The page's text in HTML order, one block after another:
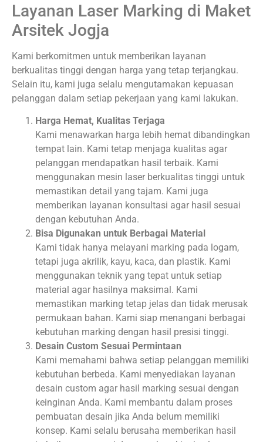
Layanan Laser Marking di Maket
Arsitek Jogja
Kami berkomitmen untuk memberikan layanan
berkualitas tinggi dengan harga yang tetap terjangkau.
Selain itu, kami juga selalu mengutamakan kepuasan
pelanggan dalam setiap pekerjaan yang kami lakukan.
Harga Hemat, Kualitas Terjaga
Kami menawarkan harga lebih hemat dibandingkan
tempat lain. Kami tetap menjaga kualitas agar
pelanggan mendapatkan hasil terbaik. Kami
menggunakan mesin laser berkualitas tinggi untuk
memastikan detail yang tajam. Kami juga
memberikan layanan konsultasi agar hasil sesuai
dengan kebutuhan Anda.
Bisa Digunakan untuk Berbagai Material
Kami tidak hanya melayani marking pada logam,
tetapi juga akrilik, kayu, kaca, dan plastik. Kami
menggunakan teknik yang tepat untuk setiap
material agar hasilnya maksimal. Kami
memastikan marking tetap jelas dan tidak merusak
permukaan bahan. Kami siap menangani berbagai
kebutuhan marking dengan hasil presisi tinggi.
Desain Custom Sesuai Permintaan
Kami memahami bahwa setiap pelanggan memiliki
kebutuhan berbeda. Kami menyediakan layanan
desain custom agar hasil marking sesuai dengan
keinginan Anda. Kami membantu dalam proses
pembuatan desain jika Anda belum memiliki
konsep. Kami selalu berusaha memberikan hasil